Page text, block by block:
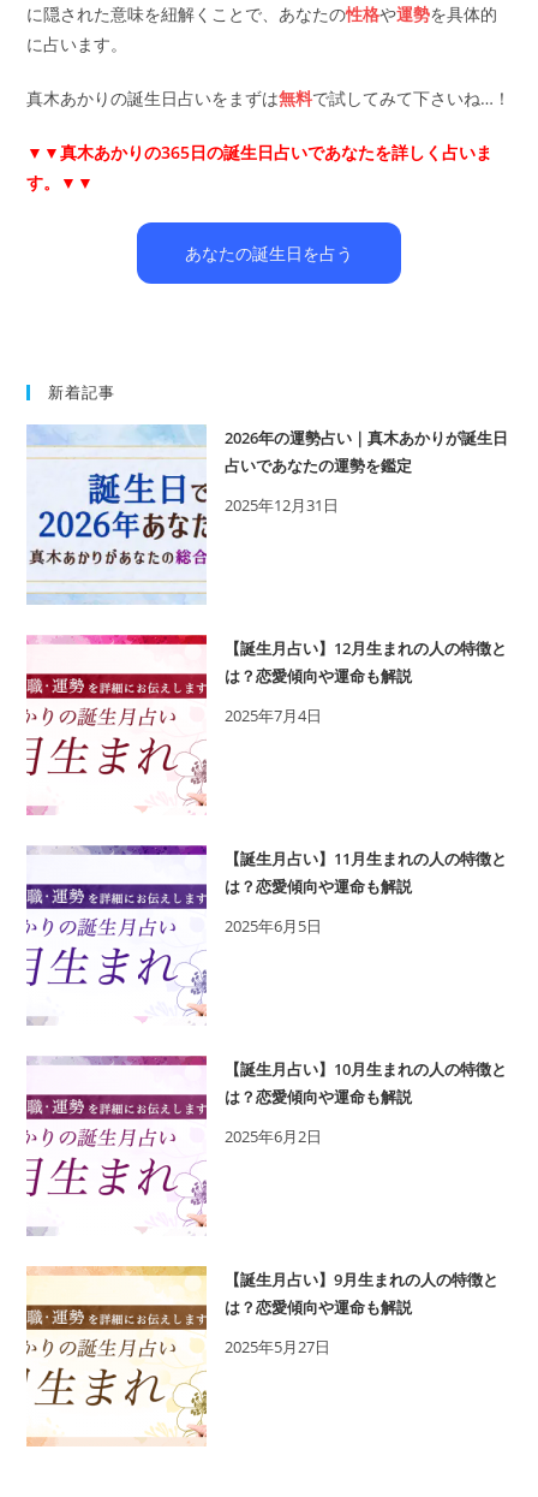
に隠された意味を紐解くことで、あなたの性格や運勢を具体的
に占います。
真木あかりの誕生日占いをまずは無料で試してみて下さいね…！
▼▼真木あかりの365日の誕生日占いであなたを詳しく占いま
す。▼▼
あなたの誕生日を占う
新着記事
2026年の運勢占い｜真木あかりが誕生日
占いであなたの運勢を鑑定
2025年12月31日
【誕生月占い】12月生まれの人の特徴と
は？恋愛傾向や運命も解説
2025年7月4日
【誕生月占い】11月生まれの人の特徴と
は？恋愛傾向や運命も解説
2025年6月5日
【誕生月占い】10月生まれの人の特徴と
は？恋愛傾向や運命も解説
2025年6月2日
【誕生月占い】9月生まれの人の特徴と
は？恋愛傾向や運命も解説
2025年5月27日